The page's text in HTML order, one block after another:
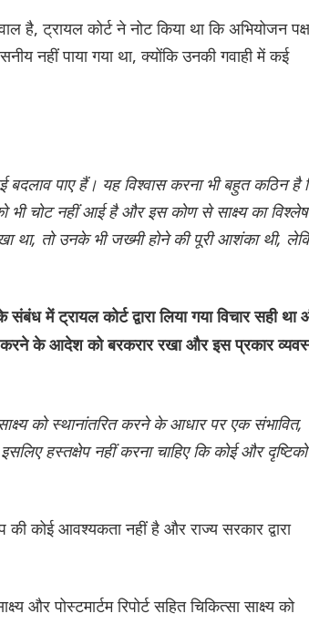
है, ट्रायल कोर्ट ने नोट किया था कि अभियोजन पक्ष
नहीं पाया गया था, क्योंकि उनकी गवाही में कई
बदलाव पाए हैं। यह विश्वास करना भी बहुत कठिन है
को भी चोट नहीं आई है और इस कोण से साक्ष्य का
था, तो उनके भी जख्मी होने की पूरी आशंका थी,
में ट्रायल कोर्ट द्वारा लिया गया विचार सही था
करने के आदेश को बरकरार रखा और इस प्रकार
को स्थानांतरित करने के आधार पर एक संभावित,
हस्तक्षेप नहीं करना चाहिए कि कोई और
कोई आवश्यकता नहीं है और राज्य सरकार द्वारा
पोस्टमार्टम रिपोर्ट सहित चिकित्सा साक्ष्य को